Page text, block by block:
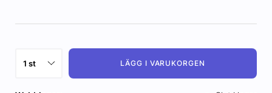
LÄGG I VARUKORGEN